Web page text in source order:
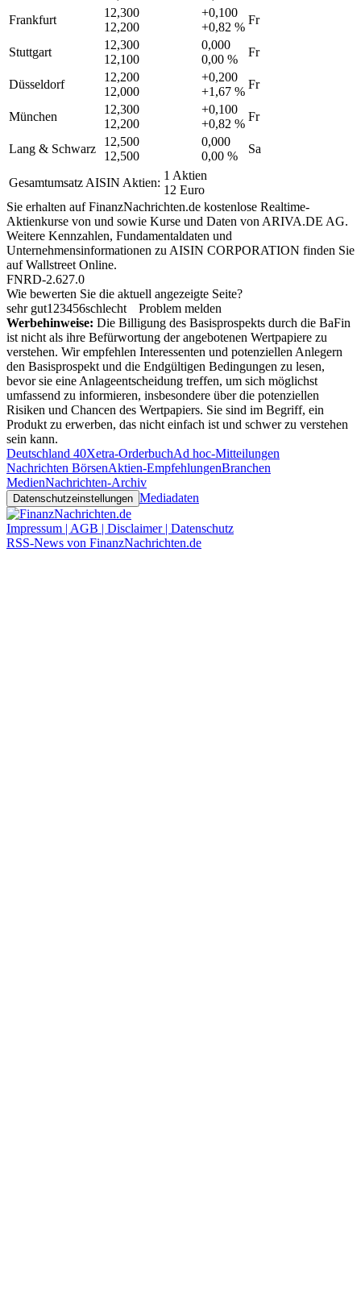
Frankfurt
12,300
12,200
+0,100
+0,82 %
Fr
Stuttgart
12,300
12,100
0,000
0,00 %
Fr
Düsseldorf
12,200
12,000
+0,200
+1,67 %
Fr
München
12,300
12,200
+0,100
+0,82 %
Fr
Lang & Schwarz
12,500
12,500
0,000
0,00 %
Sa
Gesamtumsatz AISIN Aktien:
1 Aktien
12 Euro
Sie erhalten auf FinanzNachrichten.de kostenlose Realtime-
Aktienkurse von und sowie Kurse und Daten von ARIVA.DE AG.
Weitere Kennzahlen, Fundamentaldaten und
Unternehmensinformationen zu AISIN CORPORATION finden Sie
aufWallstreet Online.
FNRD-2.627.0
Wie bewerten Sie die aktuell angezeigte Seite?
sehr gut1 23456schlecht
Problem melden
Werbehinweise: Die Billigung des Basisprospekts durch die BaFin
ist nicht als ihre Befürwortung der angebotenen Wertpapiere zu
verstehen. Wir empfehlen Interessenten und potenziellen Anlegern
den Basisprospekt und die Endgültigen Bedingungen zu lesen,
bevor sie eine Anlageentscheidung treffen, um sich möglichst
umfassend zu informieren, insbesondere über die potenziellen
Risiken und Chancen des Wertpapiers. Sie sind im Begriff, ein
Produkt zu erwerben, das nicht einfach ist und schwer zu verstehen
sein kann.
Deutschland 40Xetra-OrderbuchAd hoc-Mitteilungen
Nachrichten BörsenAktien-EmpfehlungenBranchen
MedienNachrichten-Archiv
Datenschutzeinstellungen Mediadaten
Impressum | AGB | Disclaimer | Datenschutz
RSS-News von FinanzNachrichten.de